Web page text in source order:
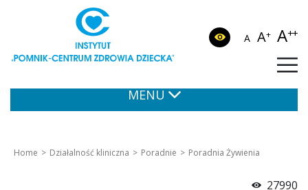
A A+ A++
MENU
Home Działalność kliniczna Poradnie Poradnia Żywienia
27990